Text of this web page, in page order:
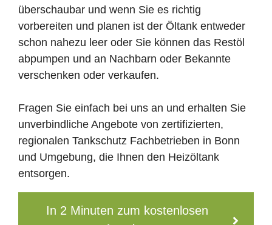
überschaubar und wenn Sie es richtig
vorbereiten und planen ist der Öltank entweder
schon nahezu leer oder Sie können das Restöl
abpumpen und an Nachbarn oder Bekannte
verschenken oder verkaufen.
Fragen Sie einfach bei uns an und erhalten Sie
unverbindliche Angebote von zertifizierten,
regionalen Tankschutz Fachbetrieben in Bonn
und Umgebung, die Ihnen den Heizöltank
entsorgen.
In 2 Minuten zum kostenlosen